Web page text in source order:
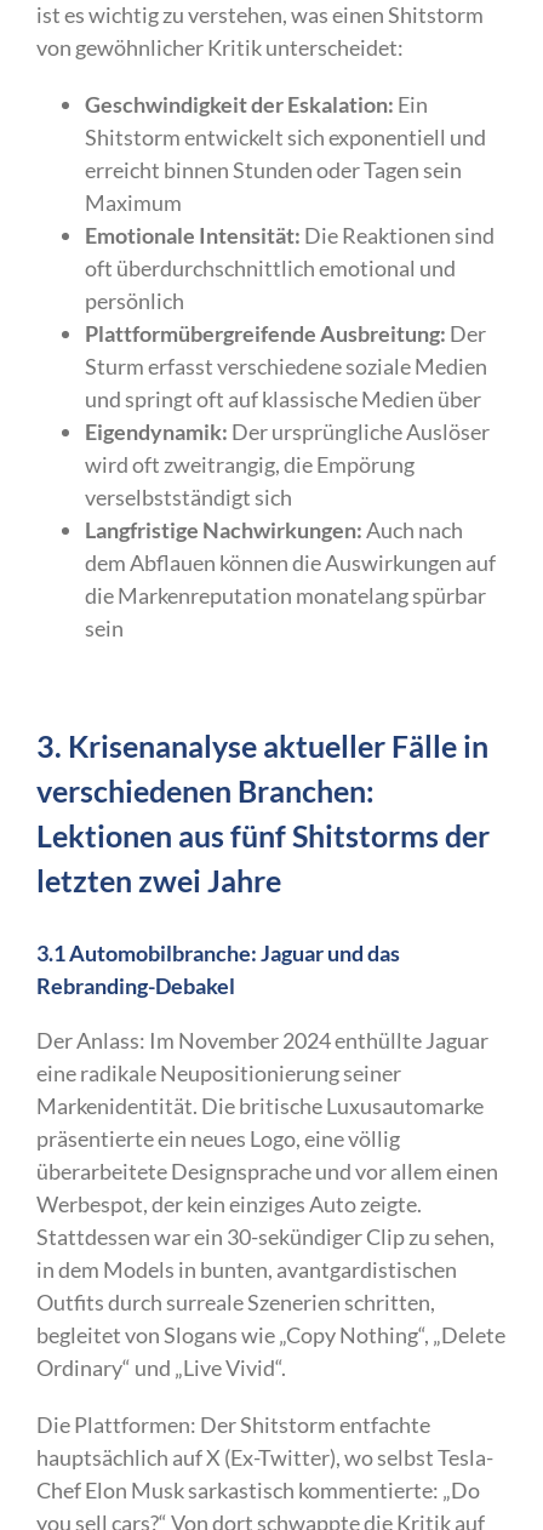
ist es wichtig zu verstehen, was einen Shitstorm
von gewöhnlicher Kritik unterscheidet:
Geschwindigkeit der Eskalation: Ein
Shitstorm entwickelt sich exponentiell und
erreicht binnen Stunden oder Tagen sein
Maximum
Emotionale Intensität: Die Reaktionen sind
oft überdurchschnittlich emotional und
persönlich
Plattformübergreifende Ausbreitung: Der
Sturm erfasst verschiedene soziale Medien
und springt oft auf klassische Medien über
Eigendynamik: Der ursprüngliche Auslöser
wird oft zweitrangig, die Empörung
verselbstständigt sich
Langfristige Nachwirkungen:Auch nach
dem Abflauen können die Auswirkungen auf
die Markenreputation monatelang spürbar
sein
3. Krisenanalyse aktueller Fälle in
verschiedenen Branchen:
Lektionen aus fünf Shitstorms der
letzten zwei Jahre
3.1 Automobilbranche: Jaguar und das
Rebranding-Debakel
Der Anlass: Im November 2024 enthüllte Jaguar
eine radikale Neupositionierung seiner
Markenidentität. Die britische Luxusautomarke
präsentierte ein neues Logo, eine völlig
überarbeitete Designsprache und vor allem einen
Werbespot, der kein einziges Auto zeigte.
Stattdessen war ein 30-sekündiger Clip zu sehen,
in dem Models in bunten, avantgardistischen
Outfits durch surreale Szenerien schritten,
begleitet von Slogans wie „Copy Nothing“, „Delete
Ordinary“ und „Live Vivid“.
Die Plattformen: Der Shitstorm entfachte
hauptsächlich auf X (Ex-Twitter), wo selbst Tesla-
Chef Elon Musk sarkastisch kommentierte: „Do
you sell cars?“ Von dort schwappte die Kritik auf